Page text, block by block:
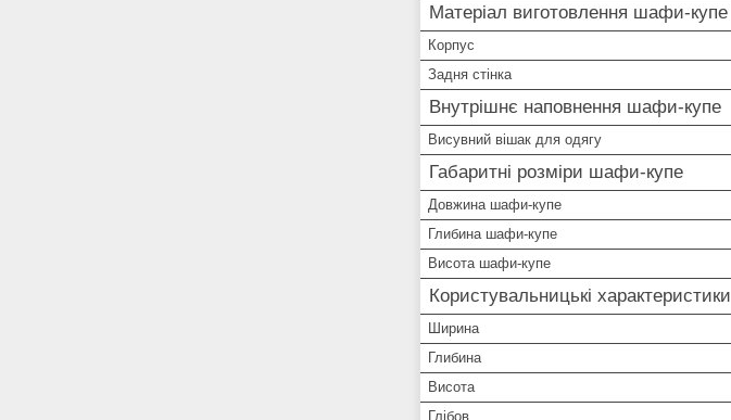
Матеріал виготовлення шафи-купе
Корпус
Задня стінка
Внутрішнє наповнення шафи-купе
Висувний вішак для одягу
Габаритні розміри шафи-купе
Довжина шафи-купе
Глибина шафи-купе
Висота шафи-купе
Користувальницькі характеристики
Ширина
Глибина
Висота
Глібов